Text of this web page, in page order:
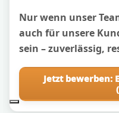
Nur wenn unser
auch für unsere
sein – zuverlässig,
Jetzt bewerben: